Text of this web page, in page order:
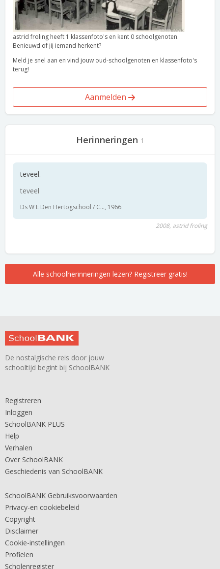
astrid froling heeft 1 klassenfoto's en kent 0 schoolgenoten.
Benieuwd of jij iemand herkent?
Meld je snel aan en vind jouw oud-schoolgenoten en klassenfoto's
terug!
Aanmelden
Herinneringen 1
teveel.
teveel
Ds W E Den Hertogschool / C..., 1966
2008, astrid froling
Alle schoolherinneringen lezen? Registreer gratis!
De nostalgische reis door jouw
schooltijd begint bij SchoolBANK
Registreren
Inloggen
SchoolBANK PLUS
Help
Verhalen
Over SchoolBANK
Geschiedenis van SchoolBANK
SchoolBANK Gebruiksvoorwaarden
Privacy-en cookiebeleid
Copyright
Disclaimer
Cookie-instellingen
Profielen
Scholenregister